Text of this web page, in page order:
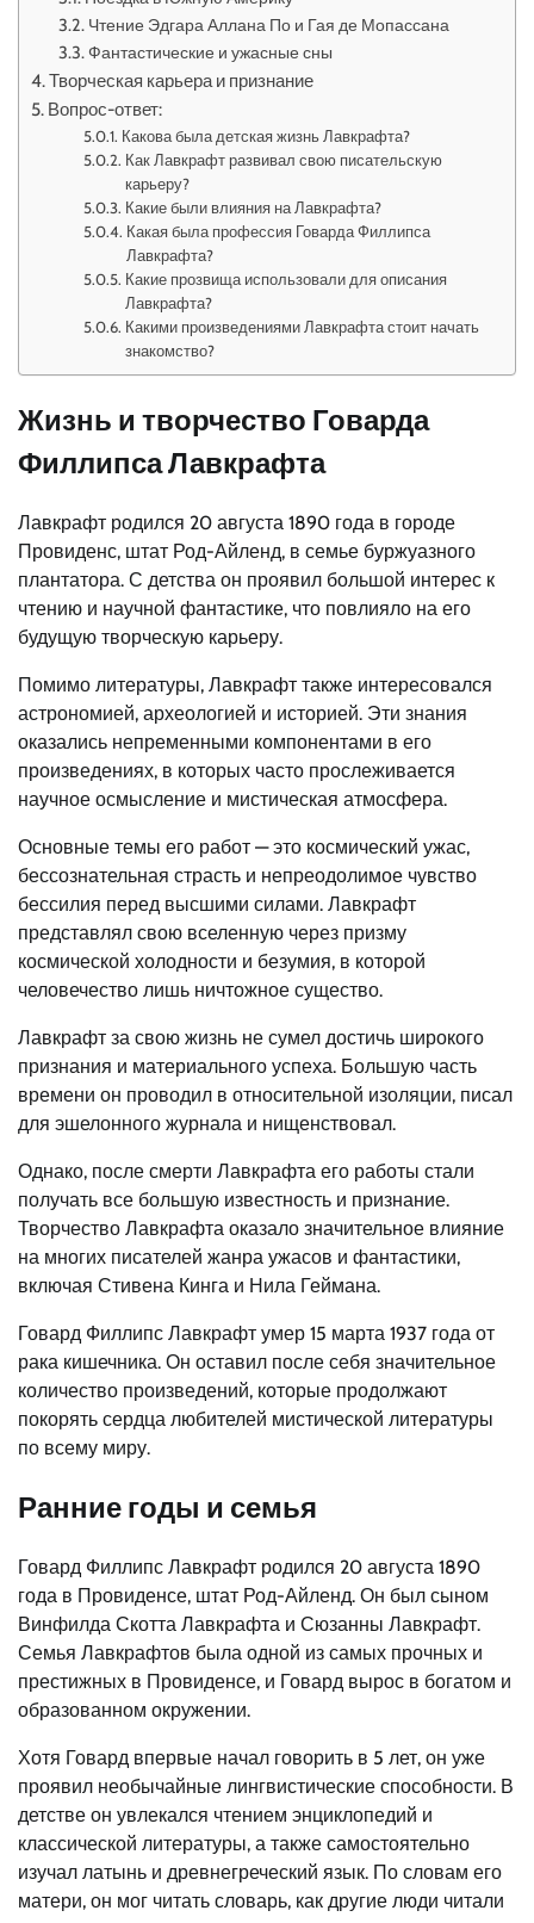
Чтение Эдгара Аллана По и Гая де Мопассана
Фантастические и ужасные сны
Творческая карьера и признание
Вопрос-ответ:
Какова была детская жизнь Лавкрафта?
Как Лавкрафт развивал свою писательскую
карьеру?
Какие были влияния на Лавкрафта?
Какая была профессия Говарда Филлипса
Лавкрафта?
Какие прозвища использовали для описания
Лавкрафта?
Какими произведениями Лавкрафта стоит начать
знакомство?
Жизнь и творчество Говарда
Филлипса Лавкрафта
Лавкрафт родился 20 августа 1890 года в городе
Провиденс, штат Род-Айленд, в семье буржуазного
плантатора. С детства он проявил большой интерес к
чтению и научной фантастике, что повлияло на его
будущую творческую карьеру.
Помимо литературы, Лавкрафт также интересовался
астрономией, археологией и историей. Эти знания
оказались непременными компонентами в его
произведениях, в которых часто прослеживается
научное осмысление и мистическая атмосфера.
Основные темы его работ — это космический ужас,
бессознательная страсть и непреодолимое чувство
бессилия перед высшими силами. Лавкрафт
представлял свою вселенную через призму
космической холодности и безумия, в которой
человечество лишь ничтожное существо.
Лавкрафт за свою жизнь не сумел достичь широкого
признания и материального успеха. Большую часть
времени он проводил в относительной изоляции, писал
для эшелонного журнала и нищенствовал.
Однако, после смерти Лавкрафта его работы стали
получать все большую известность и признание.
Творчество Лавкрафта оказало значительное влияние
на многих писателей жанра ужасов и фантастики,
включая Стивена Кинга и Нила Геймана.
Говард Филлипс Лавкрафт умер 15 марта 1937 года от
рака кишечника. Он оставил после себя значительное
количество произведений, которые продолжают
покорять сердца любителей мистической литературы
по всему миру.
Ранние годы и семья
Говард Филлипс Лавкрафт родился 20 августа 1890
года в Провиденсе, штат Род-Айленд. Он был сыном
Винфилда Скотта Лавкрафта и Сюзанны Лавкрафт.
Семья Лавкрафтов была одной из самых прочных и
престижных в Провиденсе, и Говард вырос в богатом и
образованном окружении.
Хотя Говард впервые начал говорить в 5 лет, он уже
проявил необычайные лингвистические способности. В
детстве он увлекался чтением энциклопедий и
классической литературы, а также самостоятельно
изучал латынь и древнегреческий язык. По словам его
матери, он мог читать словарь, как другие люди читали